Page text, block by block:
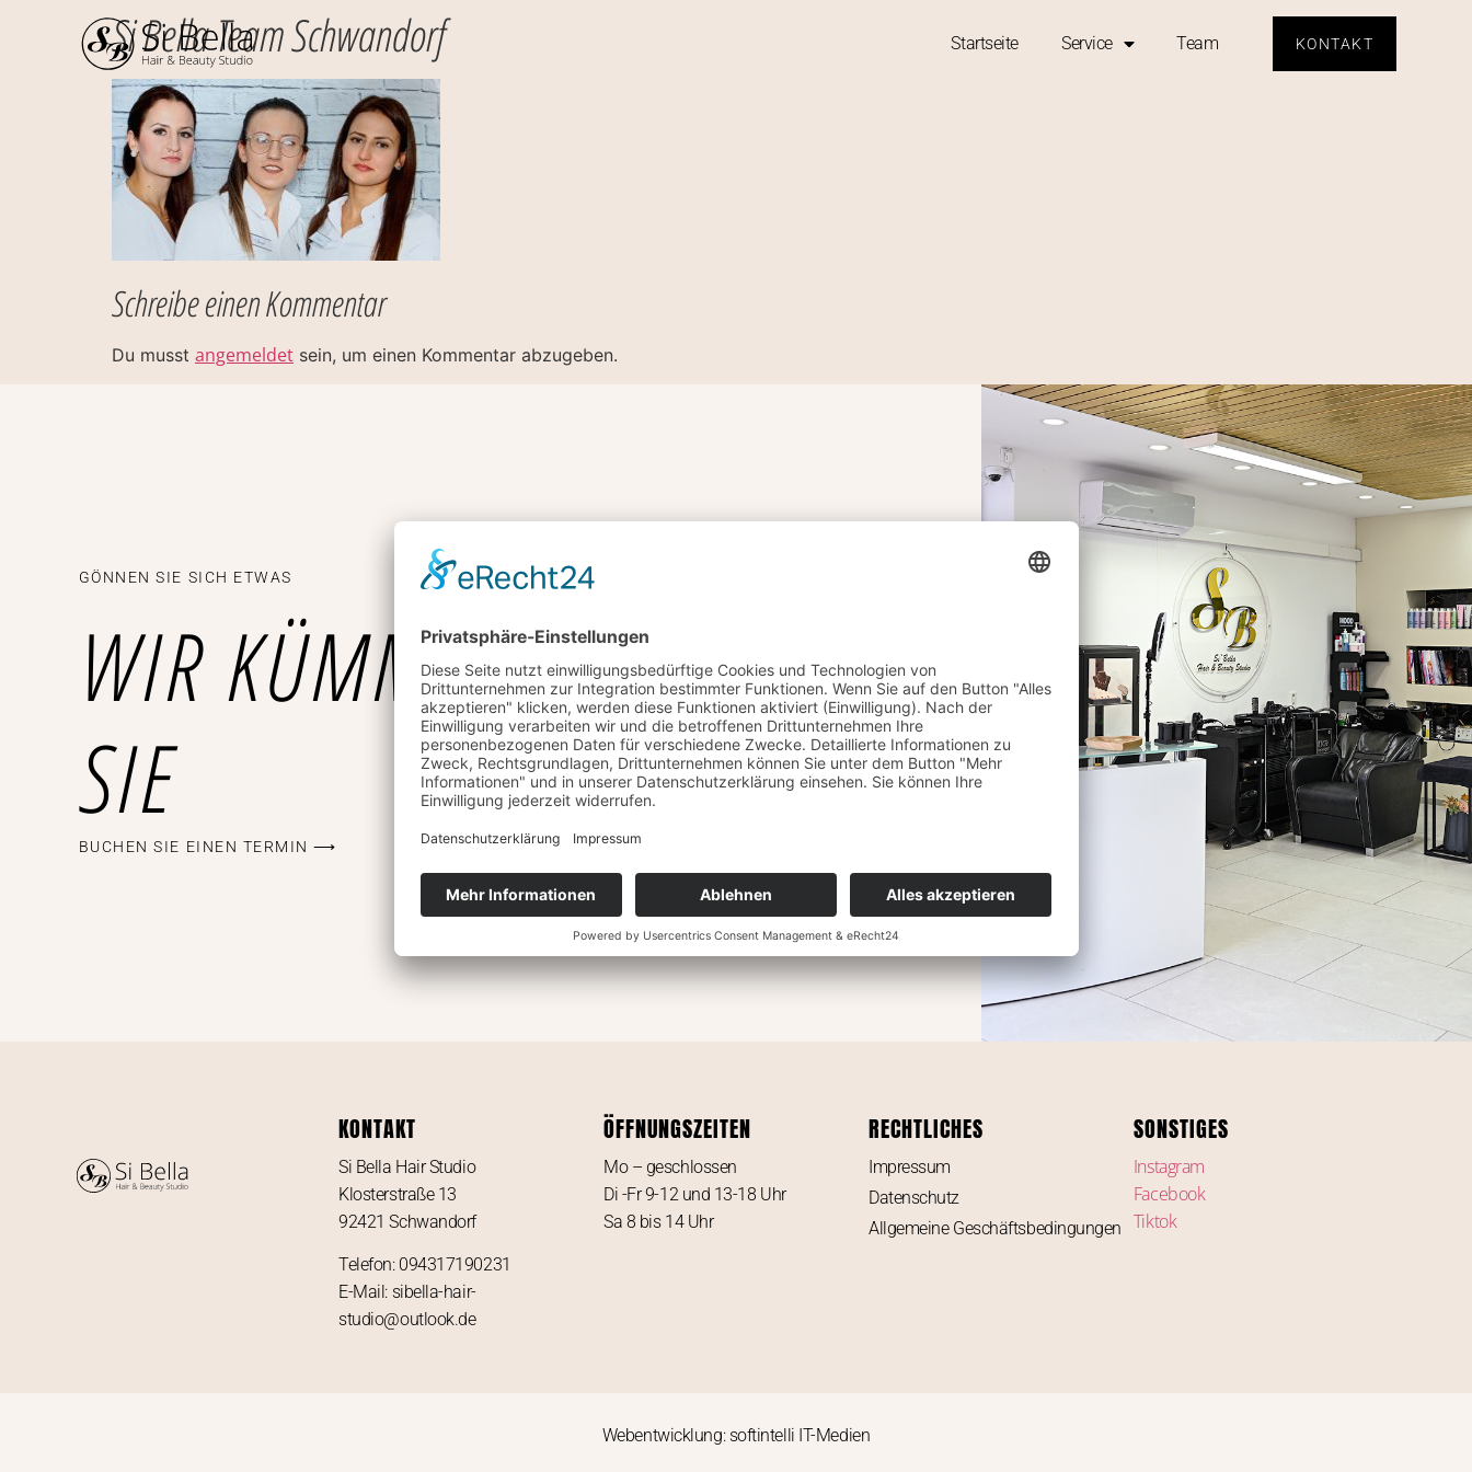
Startseite Service Team KONTAKT
Si Bella Team Schwandorf
Schreibe einen Kommentar
Du musst angemeldet sein, um einen Kommentar abzugeben.
GÖNNEN SIE SICH ETWAS
WIR KÜMMERN UNS UM
SIE
BUCHEN SIE EINEN TERMIN ⟶
KONTAKT
Si Bella Hair Studio
Klosterstraße 13
92421 Schwandorf
Telefon: 094317190231
E-Mail: sibella-hair-
studio@outlook.de
ÖFFNUNGSZEITEN
Mo – geschlossen
Di -Fr 9-12 und 13-18 Uhr
Sa 8 bis 14 Uhr
RECHTLICHES
Impressum
Datenschutz
Allgemeine Geschäftsbedingungen
SONSTIGES
Instagram
Facebook
Tiktok
Webentwicklung: softintelli IT-Medien